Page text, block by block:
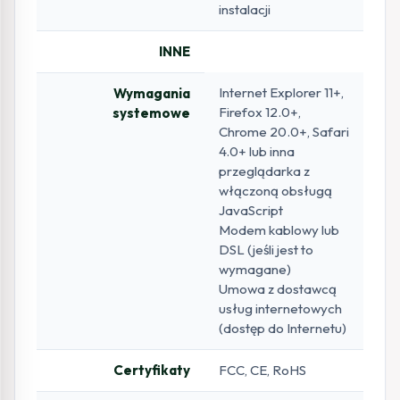
instalacji
INNE
Wymagania
systemowe
Internet Explorer 11+,
Firefox 12.0+,
Chrome 20.0+, Safari
4.0+ lub inna
przeglądarka z
włączoną obsługą
JavaScript
Modem kablowy lub
DSL (jeśli jest to
wymagane)
Umowa z dostawcą
usług internetowych
(dostęp do Internetu)
Certyfikaty FCC, CE, RoHS